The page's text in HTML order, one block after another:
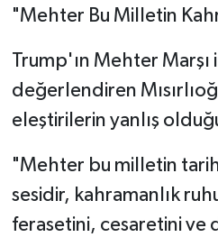
"Mehter Bu Milletin
Trump'ın Mehter Marşı
değerlendiren
eleştirilerin yanlış
"Mehter bu milletin
sesidir, kahramanlık
ferasetini, cesaretini ve